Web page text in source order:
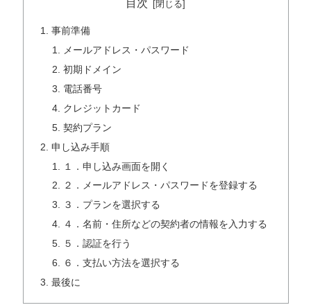
目次
事前準備
メールアドレス・パスワード
初期ドメイン
電話番号
クレジットカード
契約プラン
申し込み手順
１．申し込み画面を開く
２．メールアドレス・パスワードを登録する
３．プランを選択する
４．名前・住所などの契約者の情報を入力する
５．認証を行う
６．支払い方法を選択する
最後に